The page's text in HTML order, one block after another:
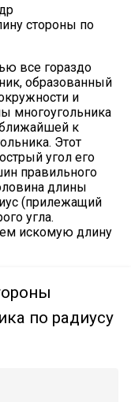
стороны по
все гораздо
образованный
и
многоугольника
ближайшей к
Этот
угол его
правильного
длины
(прилежащий
угла.
искомую длину
по радиусу